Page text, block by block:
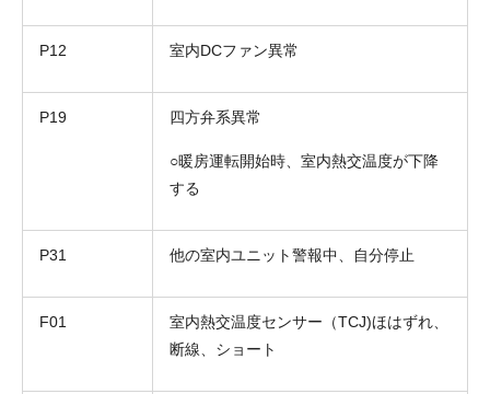
P12 室内DCファン異常
P19 四方弁系異常
○暖房運転開始時、室内熱交温度が下降
する
P31 他の室内ユニット警報中、自分停止
F01
室内熱交温度センサー（TCJ)ほはずれ、
断線、ショート